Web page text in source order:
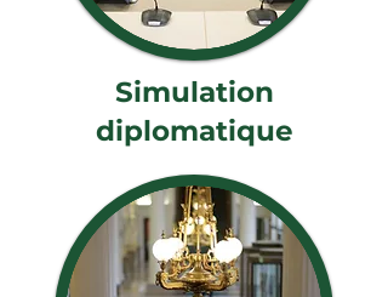
Simulation
diplomatique